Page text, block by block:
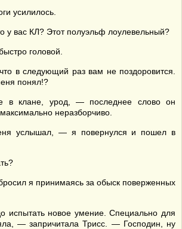
усилилось.
у вас КЛ? Этот полуэльф лоулевельный?
головой.
в следующий раз вам не поздоровится.
понял!?
клане, урод, — последнее слово он
неразборчиво.
услышал, — я повернулся и пошел в
я принимаясь за обыск поверженных
новое умение. Специально для
— запричитала Трисс. — Господин, ну